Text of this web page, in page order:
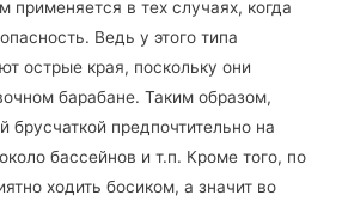
применяется в тех случаях, когда
Ведь у этого типа
острые края, поскольку они
барабане. Таким образом,
брусчаткой предпочтительно на
бассейнов и т.п. Кроме того, по
ходить босиком, а значит во